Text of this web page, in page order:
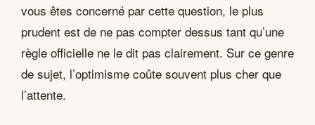
vous êtes concerné par cette question, le plus
prudent est de ne pas compter dessus tant qu’une
règle officielle ne le dit pas clairement. Sur ce genre
de sujet, l’optimisme coûte souvent plus cher que
l’attente.